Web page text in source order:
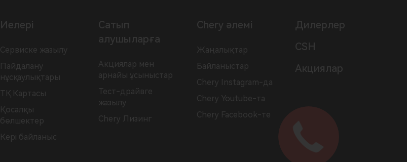
Иелері
Сервиске жазылу
Пайдалану
нұсқаулықтары
ТҚ Картасы
Қосалқы
бөлшектер
Кері байланыс
Сатып
алушыларға
Акциялар мен
арнайы ұсыныстар
Тест-драйвге
жазылу
Chery Лизинг
Chery әлемі
Жаңалықтар
Байланыстар
Chery Instagram-да
Chery Youtube-та
Chery Facebook-те
Дилерлер
CSH
Акциялар